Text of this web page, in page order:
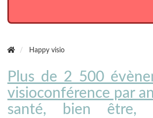
Happy visio
Plus de 2 500
visioconférence par an
santé, bien être,